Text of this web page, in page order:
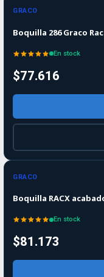
GRACO
Boquilla 286 Graco
En stock
$77.616
GRACO
Boquilla RACX
En stock
$81.173